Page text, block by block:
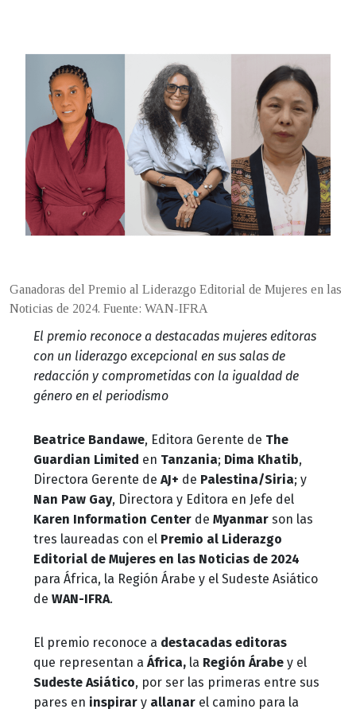
Ganadoras del Premio al Liderazgo Editorial de Mujeres en las
Noticias de 2024. Fuente: WAN-IFRA
El premio reconoce a destacadas mujeres editoras
con un liderazgo excepcional en sus salas de
redacción y comprometidas con la igualdad de
género en el periodismo
Beatrice Bandawe, Editora Gerente de The
Guardian Limited en Tanzania; Dima Khatib,
Directora Gerente de AJ+ de Palestina/Siria; y
Nan Paw Gay, Directora y Editora en Jefe del
Karen Information Center de Myanmar son las
tres laureadas con el Premio al Liderazgo
Editorial de Mujeres en las Noticias de 2024
para África, la Región Árabe y el Sudeste Asiático
de WAN-IFRA.
El premio reconoce a destacadas editoras
que representan a África, la Región Árabe y el
Sudeste Asiático, por ser las primeras entre sus
pares en inspirar y allanar el camino para la